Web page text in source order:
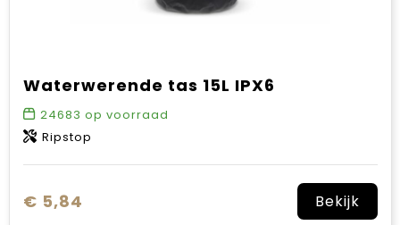
Waterwerende tas 15L IPX6
24683 op voorraad
Ripstop
€ 5,84 Bekijk